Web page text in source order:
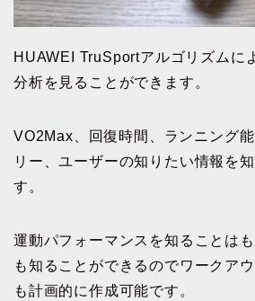
HUAWEI TruSportアルゴリズムに
分析を見ることができます。
VO2Max、回復時間、ランニング
リー、ユーザーの知りたい情報を
す。
運動パフォーマンスを知ることは
も知ることができるのでワークア
も計画的に作成可能です。